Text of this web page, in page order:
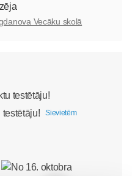
Vecāku skolā
testētāju! Sievietēm